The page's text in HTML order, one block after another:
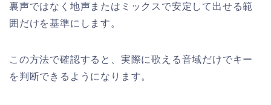
裏声ではなく地声またはミックスで安定して出せる範
囲だけを基準にします。
この方法で確認すると、実際に歌える音域だけでキー
を判断できるようになります。